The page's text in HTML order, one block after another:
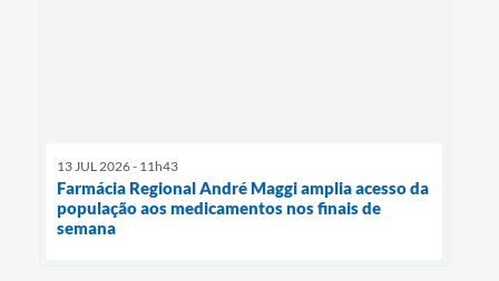
13 JUL 2026 - 11h43
Farmácia Regional André Maggi amplia acesso da
população aos medicamentos nos finais de
semana